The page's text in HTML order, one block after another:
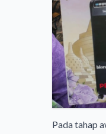
Pada tahap